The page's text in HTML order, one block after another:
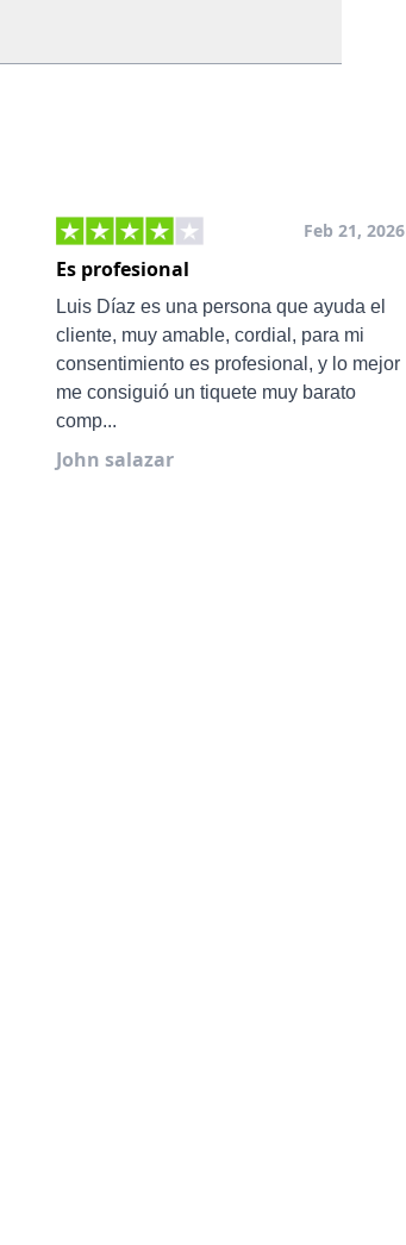
Feb 21, 2026
Es profesional
Luis Díaz es una persona que ayuda el
cliente, muy amable, cordial, para mi
consentimiento es profesional, y lo mejor
me consiguió un tiquete muy barato
comp...
John salazar